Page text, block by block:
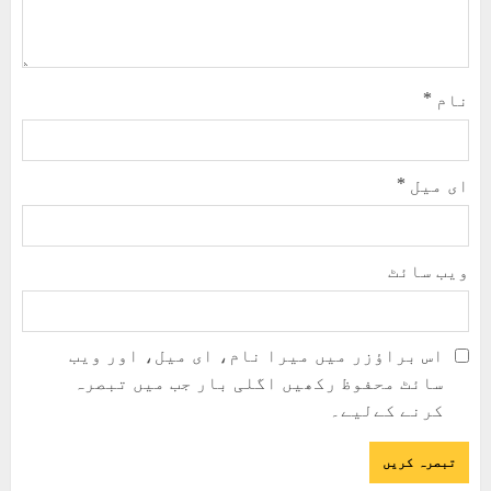
نام *
ای میل *
ویب‌ سائٹ
اس براؤزر میں میرا نام، ای میل، اور ویب
سائٹ محفوظ رکھیں اگلی بار جب میں تبصرہ
کرنے کےلیے۔